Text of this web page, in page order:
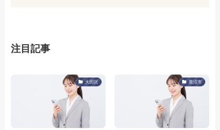
注目記事
大田区 鹿沼市